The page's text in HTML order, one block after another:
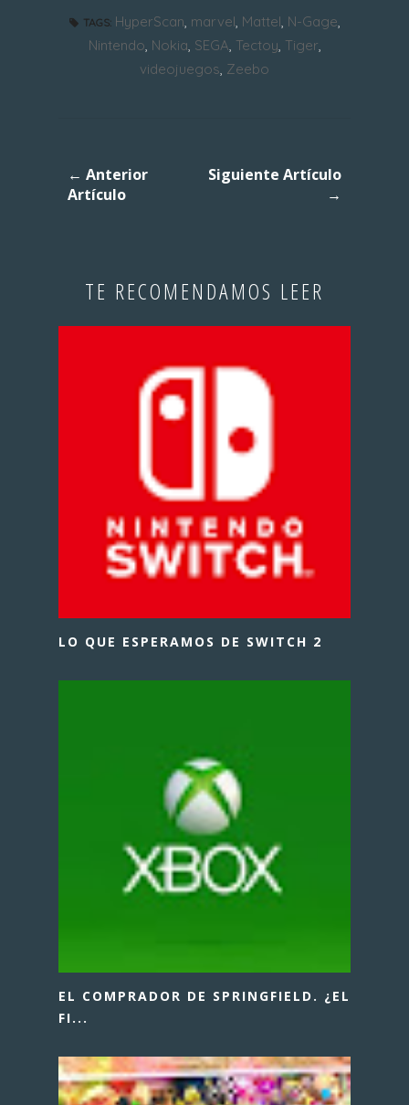
TAGS: HyperScan, marvel, Mattel, N-Gage,
Nintendo, Nokia, SEGA, Tectoy, Tiger,
videojuegos, Zeebo
← Anterior
Artículo
Siguiente Artículo
→
TE RECOMENDAMOS LEER
LO QUE ESPERAMOS DE SWITCH 2
EL COMPRADOR DE SPRINGFIELD. ¿EL
FI...